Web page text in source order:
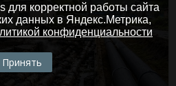
для корректной работы сайта
данных в Яндекс.Метрика,
конфиденциальности
Принять